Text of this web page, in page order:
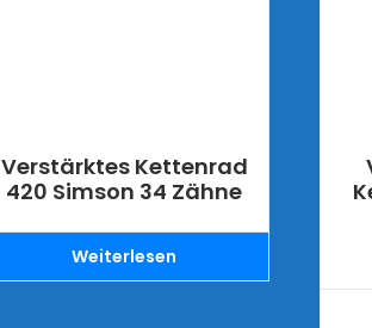
Verstärktes Kettenrad
420 Simson 34 Zähne
Weiterlesen